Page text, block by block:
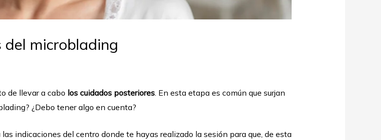
del microblading
de llevar a cabo los cuidados posteriores. En esta etapa es común que surjan
¿Debo tener algo en cuenta?
indicaciones del centro donde te hayas realizado la sesión para que, de esta